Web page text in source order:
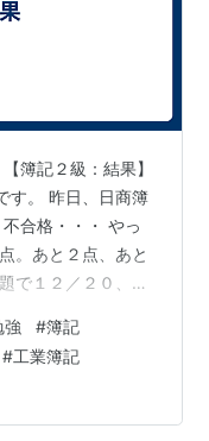
簿記２級：結果】
す。 昨日、日商簿
合格・・・ やっ
。あと２点、あと
で１２／２０、工
で、大問２は自分
こは１８／２
す。 今月末にもう
試験のように、舞
強 #簿記
#工業簿記